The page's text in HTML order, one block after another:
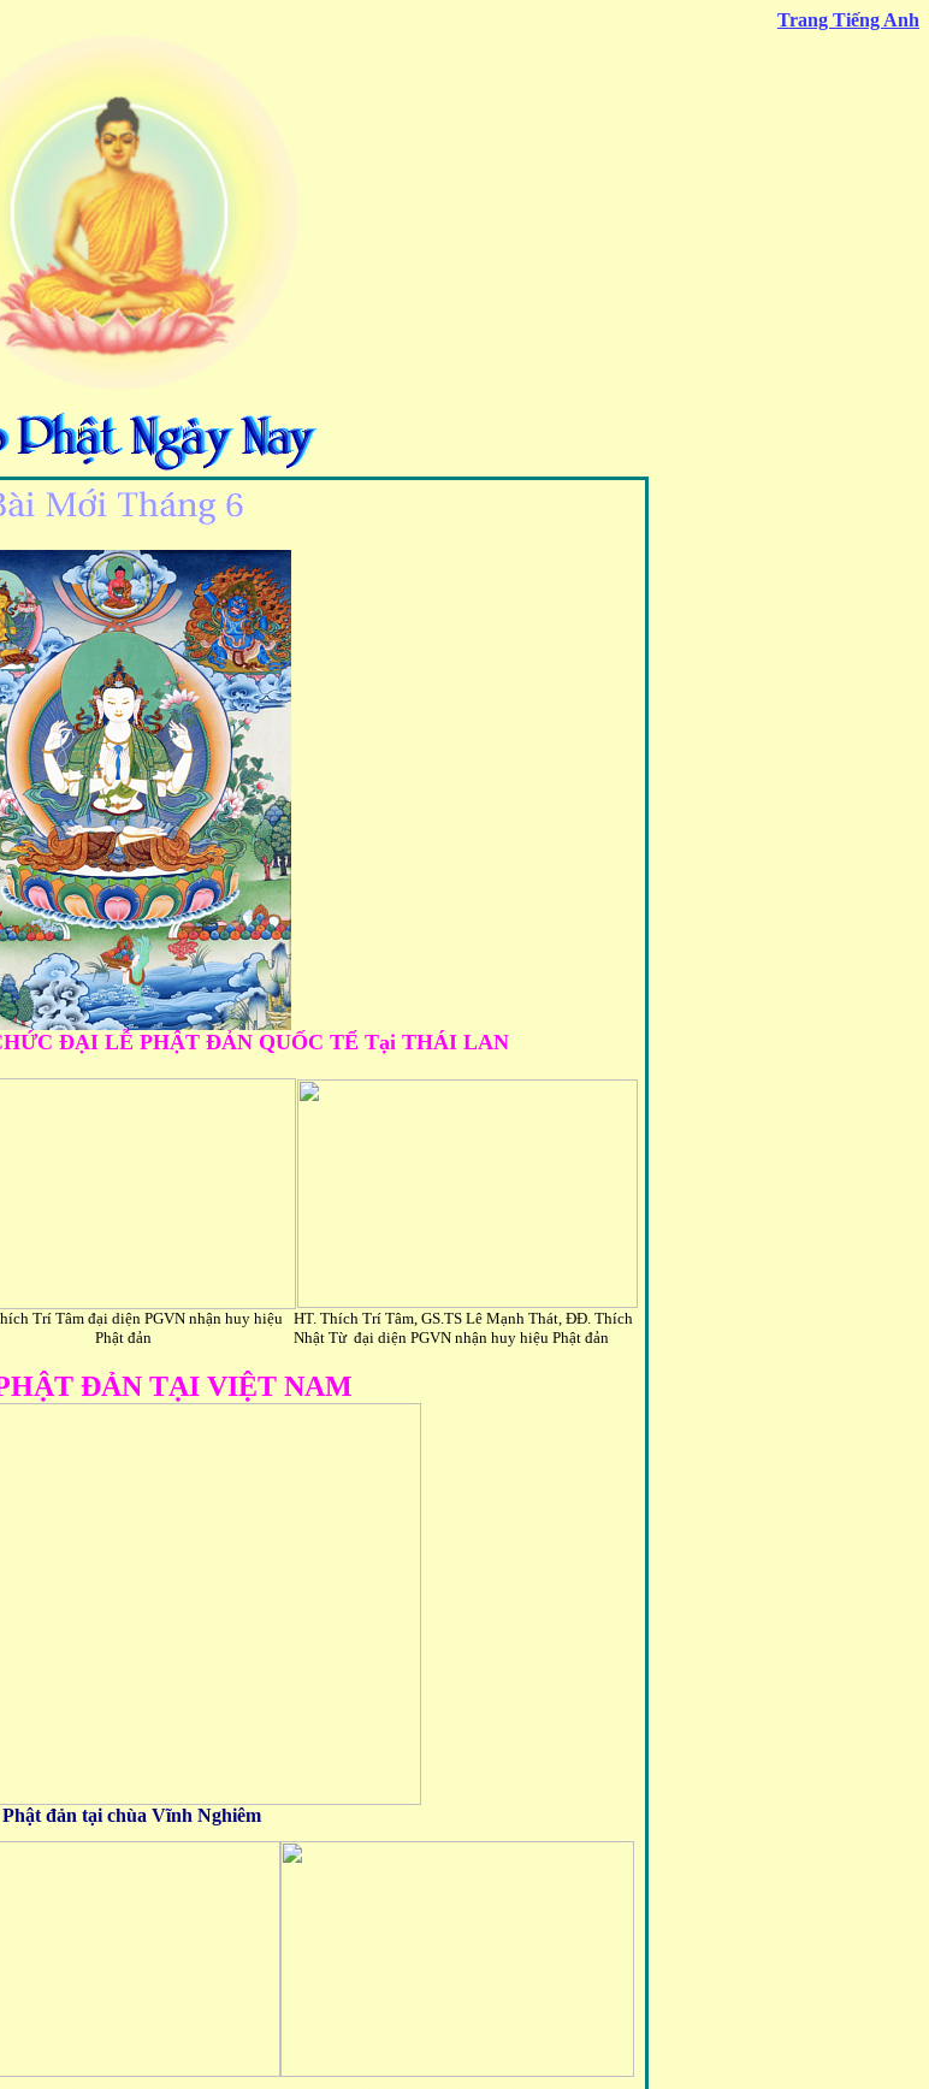
Trang Tiếng Anh
ĐẠI LỄ PHẬT ĐẢN QUỐC TẾ Tại THÁI LAN
Trí Tâm đại diện PGVN nhận huy hiệu
Phật đản
HT. Thích Trí Tâm, GS.TS Lê Mạnh Thát, ĐĐ. Thích
Nhật Từ đại diện PGVN nhận huy hiệu Phật đản
ĐẢN TẠI VIỆT NAM
đản tại chùa Vĩnh Nghiêm